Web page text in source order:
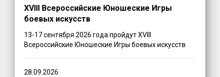
XVIII Всероссийские Юношеские Игры
боевых искусств
13-17 сентября 2026 года пройдут XVIII
Всероссийские Юношеские Игры боевых искусств
28.09.2026